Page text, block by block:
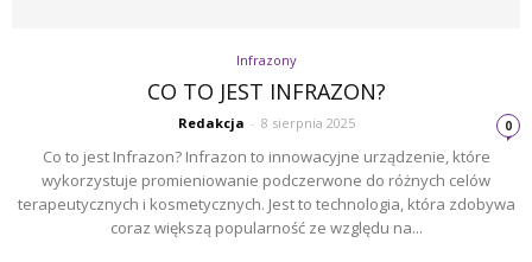
Infrazony
CO TO JEST INFRAZON?
Redakcja - 8 sierpnia 2025 0
Co to jest Infrazon? Infrazon to innowacyjne urządzenie, które
wykorzystuje promieniowanie podczerwone do różnych celów
terapeutycznych i kosmetycznych. Jest to technologia, która zdobywa
coraz większą popularność ze względu na...